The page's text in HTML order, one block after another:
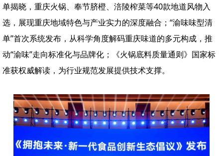
单揭晓，重庆火锅、奉节脐橙、涪陵榨菜等40款地道风物入
选，展现重庆地域特色与产业实力的深度融合；“渝味味型清
单”首次系统发布，从科学角度解码重庆味道的多元构成，推
动“渝味”走向标准化与品牌化；《火锅底料质量通则》国家标
准获权威解读，为行业规范发展提供技术支撑。